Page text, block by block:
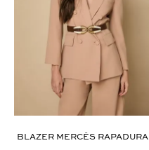
BLAZER MERCÊS RAPADURA